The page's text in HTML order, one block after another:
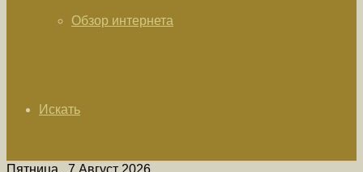
Обзор интернета
Искать
Пятница , 7 Август 2026